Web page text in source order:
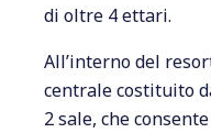
di oltre 4 ettari.
All’interno del
centrale costituito
2 sale, che